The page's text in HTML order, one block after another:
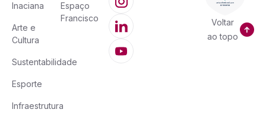
Inaciana
Arte e
Cultura
Sustentabilidade
Esporte
Infraestrutura
Espaço
Francisco
Voltar
ao topo